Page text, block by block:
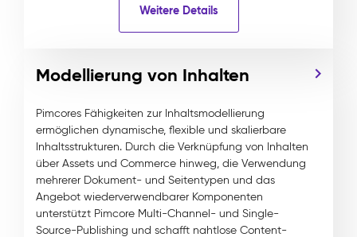
Weitere Details
Modellierung von Inhalten
Pimcores Fähigkeiten zur Inhaltsmodellierung
ermöglichen dynamische, flexible und skalierbare
Inhaltsstrukturen. Durch die Verknüpfung von Inhalten
über Assets und Commerce hinweg, die Verwendung
mehrerer Dokument- und Seitentypen und das
Angebot wiederverwendbarer Komponenten
unterstützt Pimcore Multi-Channel- und Single-
Source-Publishing und schafft nahtlose Content-